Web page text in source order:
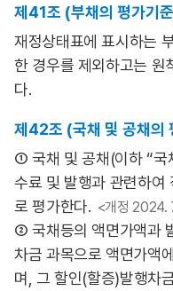
제41조 (부채의 평가기
재정상태표에 표시하는
한 경우를 제외하고는 원
다.
제42조 (국채 및 공채의
① 국채 및 공채(이하 “국
수료 및 발행과 관련하여
로 평가한다. <개정 2024.
② 국채등의 액면가액과
차금 과목으로 액면가액
며, 그 할인(할증)발행차